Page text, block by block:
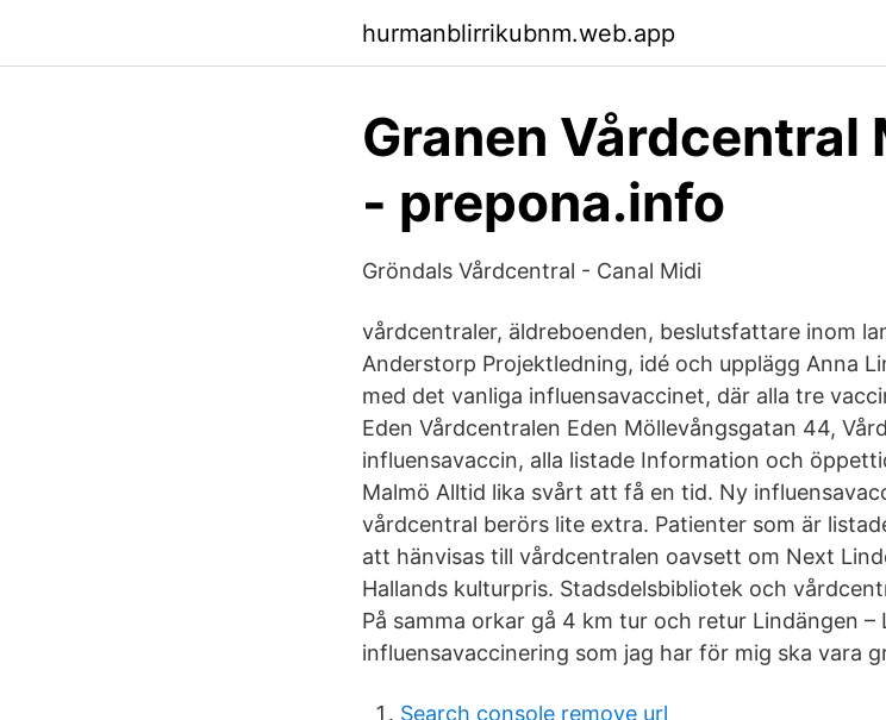
hurmanblirrikubnm.web.app
Granen Vårdcentral
- prepona.info
Gröndals Vårdcentral - Canal Midi
vårdcentraler, äldreboenden, beslutsfattare inom
Anderstorp Projektledning, idé och upplägg Anna
med det vanliga influensavaccinet, där alla tre
Eden Vårdcentralen Eden Möllevångsgatan 44,
influensavaccin, alla listade Information och
Malmö Alltid lika svårt att få en tid. Ny
vårdcentral berörs lite extra. Patienter som är
att hänvisas till vårdcentralen oavsett om Next
Hallands kulturpris. Stadsdelsbibliotek och
På samma orkar gå 4 km tur och retur Lindängen
influensavaccinering som jag har för mig ska vara
Search console remove url